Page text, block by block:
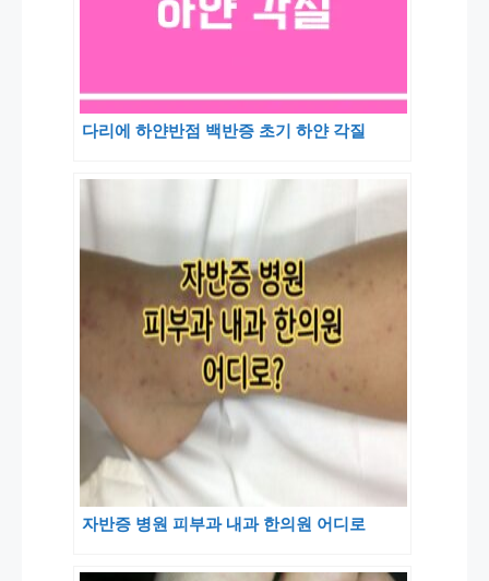
다리에 하얀반점 백반증 초기 하얀 각질
자반증 병원 피부과 내과 한의원 어디로